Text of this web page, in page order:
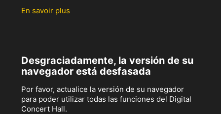
En savoir plus
Desgraciadamente, la versión de su
navegador está desfasada
Por favor, actualice la versión de su navegador
para poder utilizar todas las funciones del Digital
Concert Hall.